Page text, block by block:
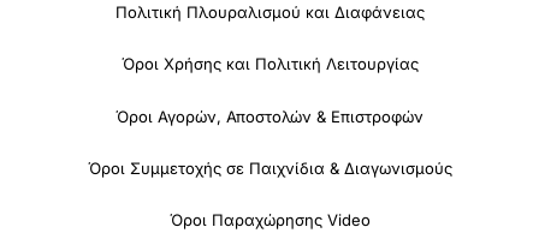
Πολιτική Πλουραλισμού και Διαφάνειας
Όροι Χρήσης και Πολιτική Λειτουργίας
Όροι Αγορών, Αποστολών & Επιστροφών
Όροι Συμμετοχής σε Παιχνίδια & Διαγωνισμούς
Όροι Παραχώρησης Video